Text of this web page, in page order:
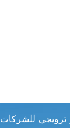
ترويجي للشركات